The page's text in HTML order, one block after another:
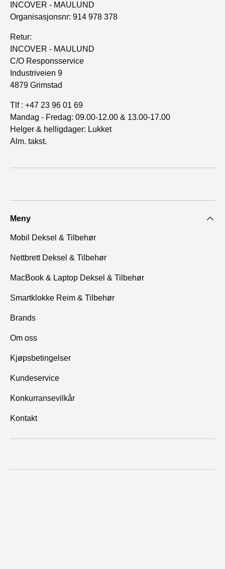
INCOVER - MAULUND
Organisasjonsnr: 914 978 378
Retur:
INCOVER - MAULUND
C/O Responsservice
Industriveien 9
4879 Grimstad
Tlf : +47 23 96 01 69
Mandag - Fredag: 09.00-12.00 & 13.00-17.00
Helger & helligdager: Lukket
Alm. takst.
Meny
Mobil Deksel & Tilbehør
Nettbrett Deksel & Tilbehør
MacBook & Laptop Deksel & Tilbehør
Smartklokke Reim & Tilbehør
Brands
Om oss
Kjøpsbetingelser
Kundeservice
Konkurransevilkår
Kontakt